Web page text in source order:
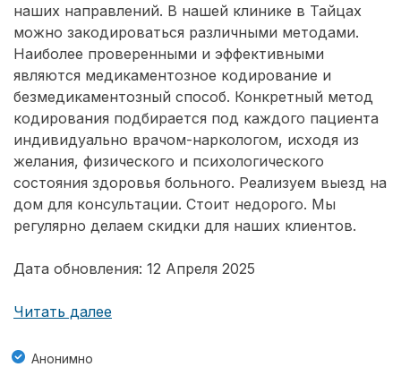
наших направлений. В нашей клинике в Тайцах
можно закодироваться различными методами.
Наиболее проверенными и эффективными
являются медикаментозное кодирование и
безмедикаментозный способ. Конкретный метод
кодирования подбирается под каждого пациента
индивидуально врачом-наркологом, исходя из
желания, физического и психологического
состояния здоровья больного. Реализуем выезд на
дом для консультации. Стоит недорого. Мы
регулярно делаем скидки для наших клиентов.
Дата обновления: 12 Апреля 2025
Читать далее
Анонимно